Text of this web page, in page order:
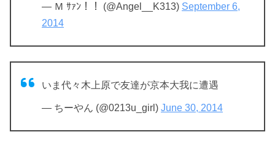
— Ｍ ｻｧﾝ！！ (@Angel__K313) September 6,
2014
いま代々木上原で友達が京本大我に遭遇
— ちーやん (@0213u_girl) June 30, 2014